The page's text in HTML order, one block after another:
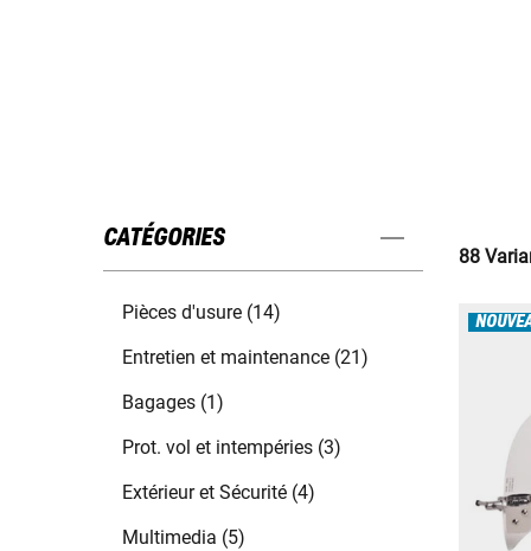
CATÉGORIES
Pièces d'usure (14)
Entretien et maintenance (21)
Bagages (1)
Prot. vol et intempéries (3)
Extérieur et Sécurité (4)
Multimedia (5)
88